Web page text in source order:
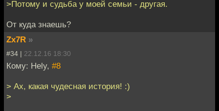
>Потому и судьба у моей семьи - другая.
От куда знаешь?
Zx7R »
#34 | 22.12.16 18:30
Кому: Hely, #8
> Ах, какая чудесная история! :)
>